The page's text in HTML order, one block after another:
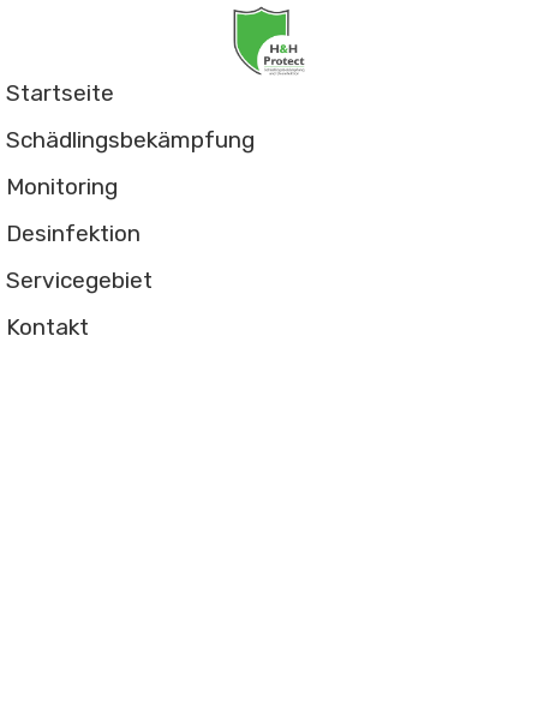
Startseite
Schädlingsbekämpfung
Monitoring
Desinfektion
Servicegebiet
Kontakt